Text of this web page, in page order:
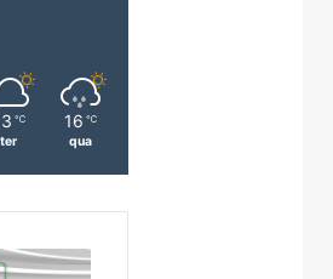
℃
ter
16 ℃
qua